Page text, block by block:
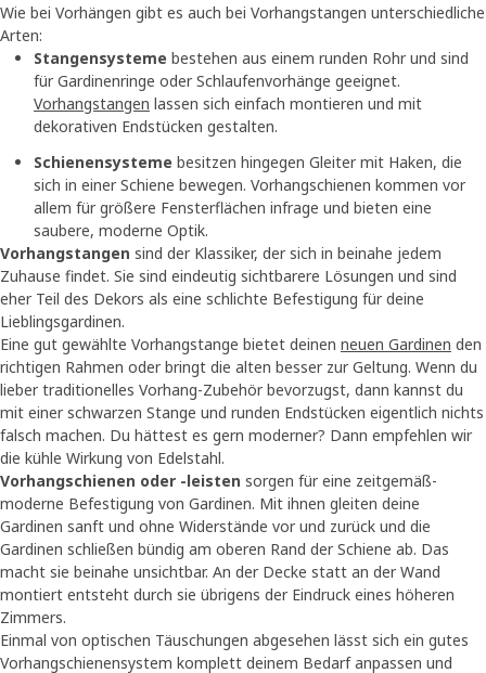
Wie bei Vorhängen gibt es auch bei Vorhangstangen unterschiedliche
Arten:
Stangensysteme bestehen aus einem runden Rohr und sind
für Gardinenringe oder Schlaufenvorhänge geeignet.
Vorhangstangen lassen sich einfach montieren und mit
dekorativen Endstücken gestalten.
Schienensysteme besitzen hingegen Gleiter mit Haken, die
sich in einer Schiene bewegen. Vorhangschienen kommen vor
allem für größere Fensterflächen infrage und bieten eine
saubere, moderne Optik.
Vorhangstangen sind der Klassiker, der sich in beinahe jedem
Zuhause findet. Sie sind eindeutig sichtbarere Lösungen und sind
eher Teil des Dekors als eine schlichte Befestigung für deine
Lieblingsgardinen.
Eine gut gewählte Vorhangstange bietet deinen neuen Gardinen den
richtigen Rahmen oder bringt die alten besser zur Geltung. Wenn du
lieber traditionelles Vorhang-Zubehör bevorzugst, dann kannst du
mit einer schwarzen Stange und runden Endstücken eigentlich nichts
falsch machen. Du hättest es gern moderner? Dann empfehlen wir
die kühle Wirkung von Edelstahl.
Vorhangschienen oder -leisten sorgen für eine zeitgemäß-
moderne Befestigung von Gardinen. Mit ihnen gleiten deine
Gardinen sanft und ohne Widerstände vor und zurück und die
Gardinen schließen bündig am oberen Rand der Schiene ab. Das
macht sie beinahe unsichtbar. An der Decke statt an der Wand
montiert entsteht durch sie übrigens der Eindruck eines höheren
Zimmers.
Einmal von optischen Täuschungen abgesehen lässt sich ein gutes
Vorhangschienensystem komplett deinem Bedarf anpassen und